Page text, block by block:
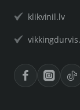
klikvinil.lv